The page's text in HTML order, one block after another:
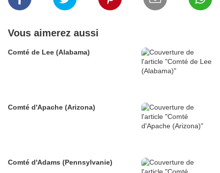
Vous aimerez aussi
Comté de Lee (Alabama)
Comté d'Apache (Arizona)
Comté d'Adams (Pennsylvanie)